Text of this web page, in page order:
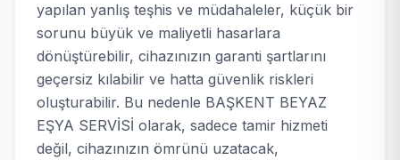
yapılan yanlış teşhis ve müdahaleler, küçük bir
sorunu büyük ve maliyetli hasarlara
dönüştürebilir, cihazınızın garanti şartlarını
geçersiz kılabilir ve hatta güvenlik riskleri
oluşturabilir. Bu nedenle BAŞKENT BEYAZ
EŞYA SERVİSİ olarak, sadece tamir hizmeti
değil, cihazınızın ömrünü uzatacak,